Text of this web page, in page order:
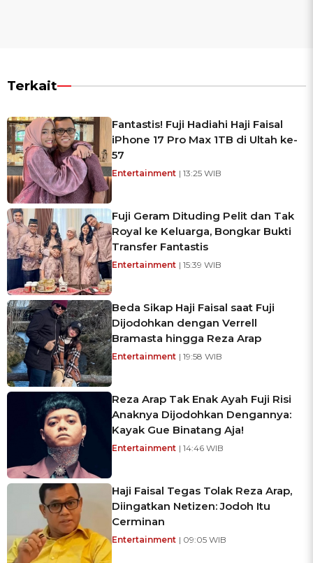
Terkait
Fantastis! Fuji Hadiahi Haji Faisal
iPhone 17 Pro Max 1TB di Ultah ke-
57
Entertainment | 13:25 WIB
Fuji Geram Dituding Pelit dan Tak
Royal ke Keluarga, Bongkar Bukti
Transfer Fantastis
Entertainment | 15:39 WIB
Beda Sikap Haji Faisal saat Fuji
Dijodohkan dengan Verrell
Bramasta hingga Reza Arap
Entertainment | 19:58 WIB
Reza Arap Tak Enak Ayah Fuji Risi
Anaknya Dijodohkan Dengannya:
Kayak Gue Binatang Aja!
Entertainment | 14:46 WIB
Haji Faisal Tegas Tolak Reza Arap,
Diingatkan Netizen: Jodoh Itu
Cerminan
Entertainment | 09:05 WIB